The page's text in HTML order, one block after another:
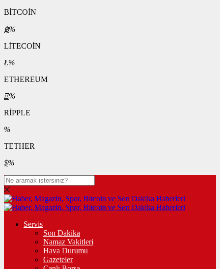
BİTCOİN
฿%
LİTECOİN
Ł%
ETHEREUM
Ξ%
RİPPLE
%
TETHER
$%
Servis
Son Dakika
Namaz Vakitleri
Hava Durumu
Gazeteler